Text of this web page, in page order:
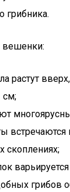
грибника.
вешенки:
растут
см;
скоплениях;
грибов